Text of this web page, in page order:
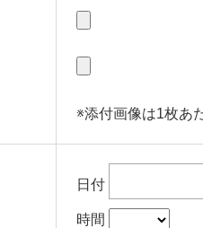
※添付画像は1枚あ
日付
時間